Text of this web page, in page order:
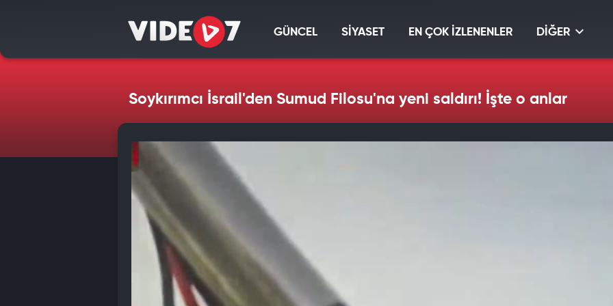
GÜNCEL SİYASET EN ÇOK İZLENENLER DİĞER
Soykırımcı İsrail'den Sumud Filosu'na yeni saldırı! İşte o anlar